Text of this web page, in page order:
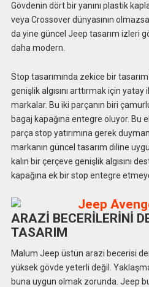
Gövdenin dört bir yanını plastik
veya Crossover dünyasının
da yine güncel Jeep tasarım izleri
daha modern.
Stop tasarımında zekice bir
genişlik algısını arttırmak için
markalar. Bu iki parçanın biri
bagaj kapağına entegre oluyor. Bu
parça stop yatırımına gerek
markanın güncel tasarım diline
kalın bir çerçeve genişlik algısını
kapağına ek bir stop entegre
ARAZİ BECERİLERİNİ
TASARIM
Malum Jeep üstün arazi becerisi
yüksek gövde yeterli değil.
buna uygun olmak zorunda. Jeep